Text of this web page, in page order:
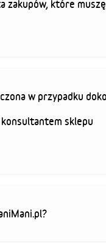
zakupów, które
w przypadku
sklepu